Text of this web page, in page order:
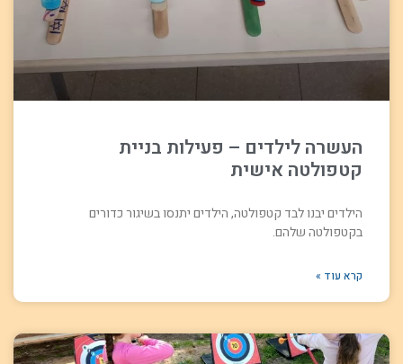
העשרה לילדים – פעילות בניית
קטפולטה אישית
הילדים יבנו לבד קטפולטה, הילדים יתנסו בשיגור כדורים
בקטפולטה שלהם.
קרא עוד »